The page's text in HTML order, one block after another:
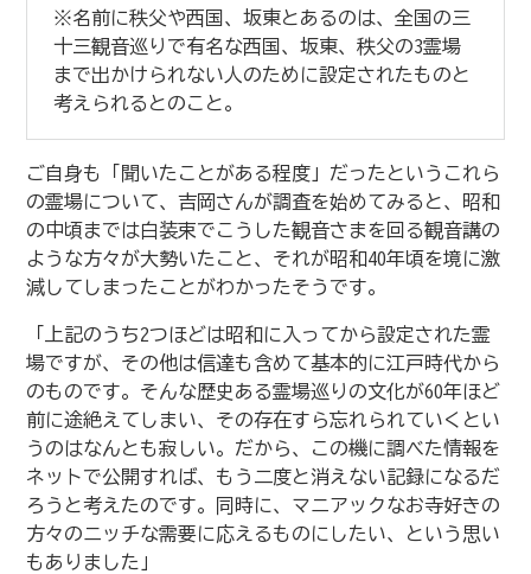
※名前に秩父や西国、坂東とあるのは、全国の三
十三観音巡りで有名な西国、坂東、秩父の3霊場
まで出かけられない人のために設定されたものと
考えられるとのこと。
ご自身も「聞いたことがある程度」だったというこれら
の霊場について、吉岡さんが調査を始めてみると、昭和
の中頃までは白装束でこうした観音さまを回る観音講の
ような方々が大勢いたこと、それが昭和40年頃を境に激
減してしまったことがわかったそうです。
「上記のうち2つほどは昭和に入ってから設定された霊
場ですが、その他は信達も含めて基本的に江戸時代から
のものです。そんな歴史ある霊場巡りの文化が60年ほど
前に途絶えてしまい、その存在すら忘れられていくとい
うのはなんとも寂しい。だから、この機に調べた情報を
ネットで公開すれば、もう二度と消えない記録になるだ
ろうと考えたのです。同時に、マニアックなお寺好きの
方々のニッチな需要に応えるものにしたい、という思い
もありました」